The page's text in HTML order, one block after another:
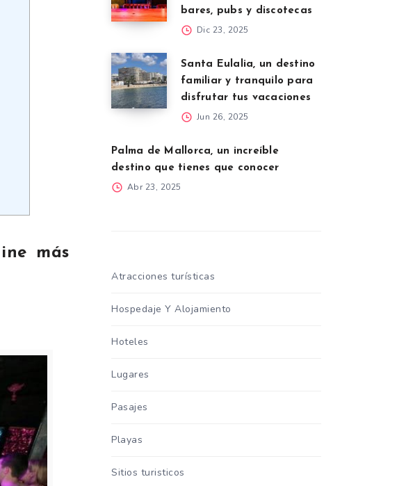
más
bares, pubs y discotecas
Dic 23, 2025
Santa Eulalia, un destino
familiar y tranquilo para
disfrutar tus vacaciones
Jun 26, 2025
Palma de Mallorca, un increíble
destino que tienes que conocer
Abr 23, 2025
Atracciones turísticas
Hospedaje Y Alojamiento
Hoteles
Lugares
Pasajes
Playas
Sitios turisticos